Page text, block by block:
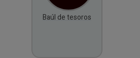
Baúl de tesoros